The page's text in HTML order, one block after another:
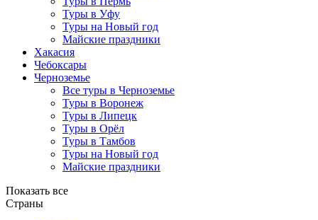
Туры в Уфу
Туры на Новый год
Майские праздники
Хакасия
Чебоксары
Черноземье
Все туры в Черноземье
Туры в Воронеж
Туры в Липецк
Туры в Орёл
Туры в Тамбов
Туры на Новый год
Майские праздники
Показать все
Страны